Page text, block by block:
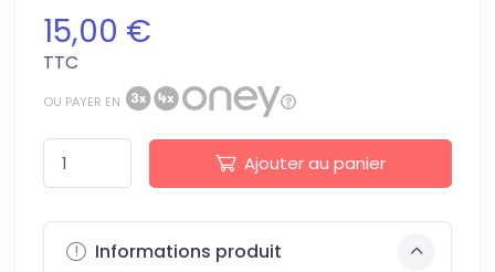
15,00 €
TTC
OU PAYER EN
Ajouter au panier
Informations produit